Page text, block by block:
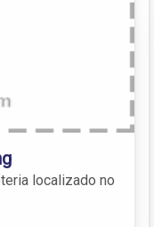
localizado no